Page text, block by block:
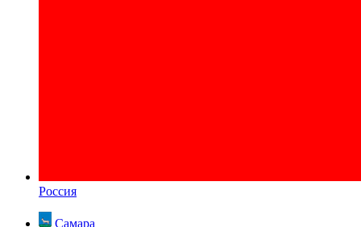
Россия
Самара